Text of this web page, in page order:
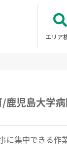
エリア
鹿児島大学
に集中できる作